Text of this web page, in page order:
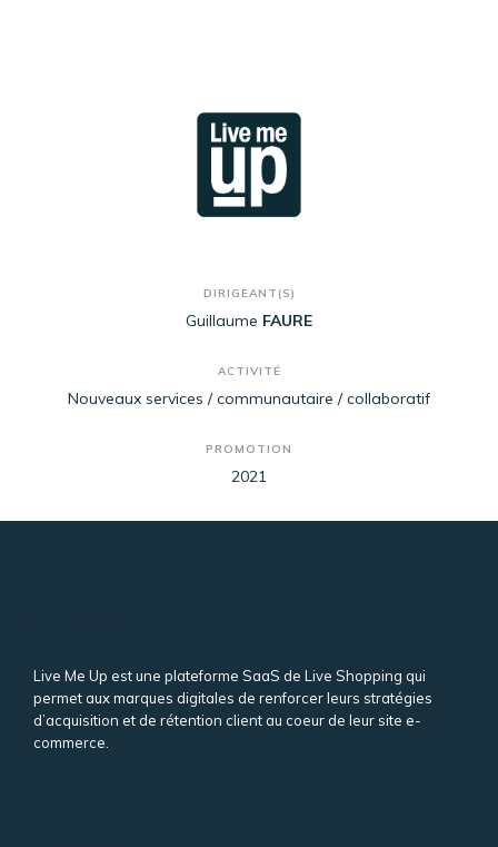
DIRIGEANT(S)
Guillaume FAURE
ACTIVITÉ
Nouveaux services / communautaire / collaboratif
PROMOTION
2021
Live Me Up est une plateforme SaaS de Live Shopping qui
permet aux marques digitales de renforcer leurs stratégies
d’acquisition et de rétention client au coeur de leur site e-
commerce.